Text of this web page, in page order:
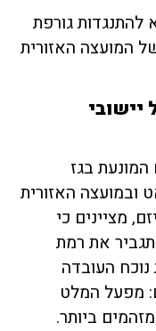
גורפת
המועצה האזורית
בגז
של 630 מגה וואט ובמועצה האזורית
מציינים כי
את רמת
נוכח העובדה
מפעל המלט
ביותר.